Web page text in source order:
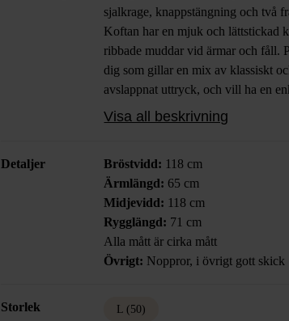
sjalkrage, knappstängning och två
Koftan har en mjuk och lättstickad
ribbade muddar vid ärmar och fåll.
dig som gillar en mix av klassiskt
avslappnat uttryck, och vill ha en
stilren look.
Visa all beskrivning
Detaljer Bröstvidd: 118 cm
Ärmlängd: 65 cm
Midjevidd: 118 cm
Rygglängd: 71 cm
Alla mått är cirka mått
Övrigt: Noppror, i övrigt gott skick
Storlek L (50)